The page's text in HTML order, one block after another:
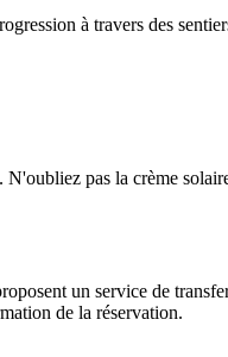
à travers des
pas la crème
un service de
de la réservation.